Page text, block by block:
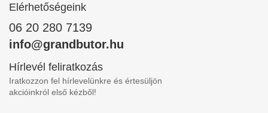
Elérhetőségeink
06 20 280 7139
info@grandbutor.hu
Hírlevél feliratkozás
Iratkozzon fel hírlevelünkre és értesüljön
akcióinkról első kézből!